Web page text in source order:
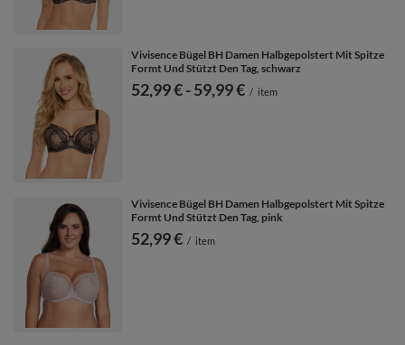
Vivisence Bügel BH Damen Halbgepolstert Mit Spitze
Formt Und Stützt Den Tag, schwarz
ab
52,99 €-bis
59,99 € / item
Vivisence Bügel BH Damen Halbgepolstert Mit Spitze
Formt Und Stützt Den Tag, pink
52,99 € / item